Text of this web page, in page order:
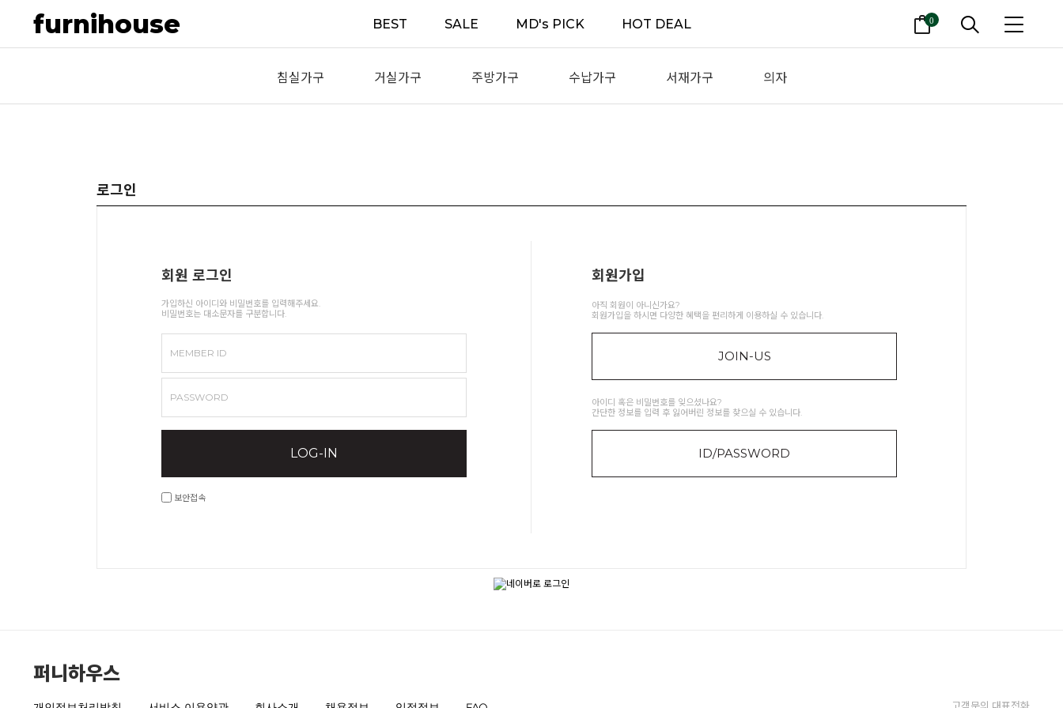
furnihouse BEST SALE MD's PICK HOT DEAL 0
침실가구 거실가구 주방가구 수납가구 서재가구 의자
로그인
회원 로그인
가입하신 아이디와 비밀번호를 입력해주세요.
비밀번호는 대소문자를 구분합니다.
MEMBER ID
PASSWORD
LOG-IN
보안접속
회원가입
아직 회원이 아니신가요?
회원가입을 하시면 다양한 혜택을 편리하게 이용하실 수 있습니다.
JOIN-US
아이디 혹은 비밀번호를 잊으셨나요?
간단한 정보를 입력 후 잃어버린 정보를 찾으실 수 있습니다.
ID/PASSWORD
퍼니하우스